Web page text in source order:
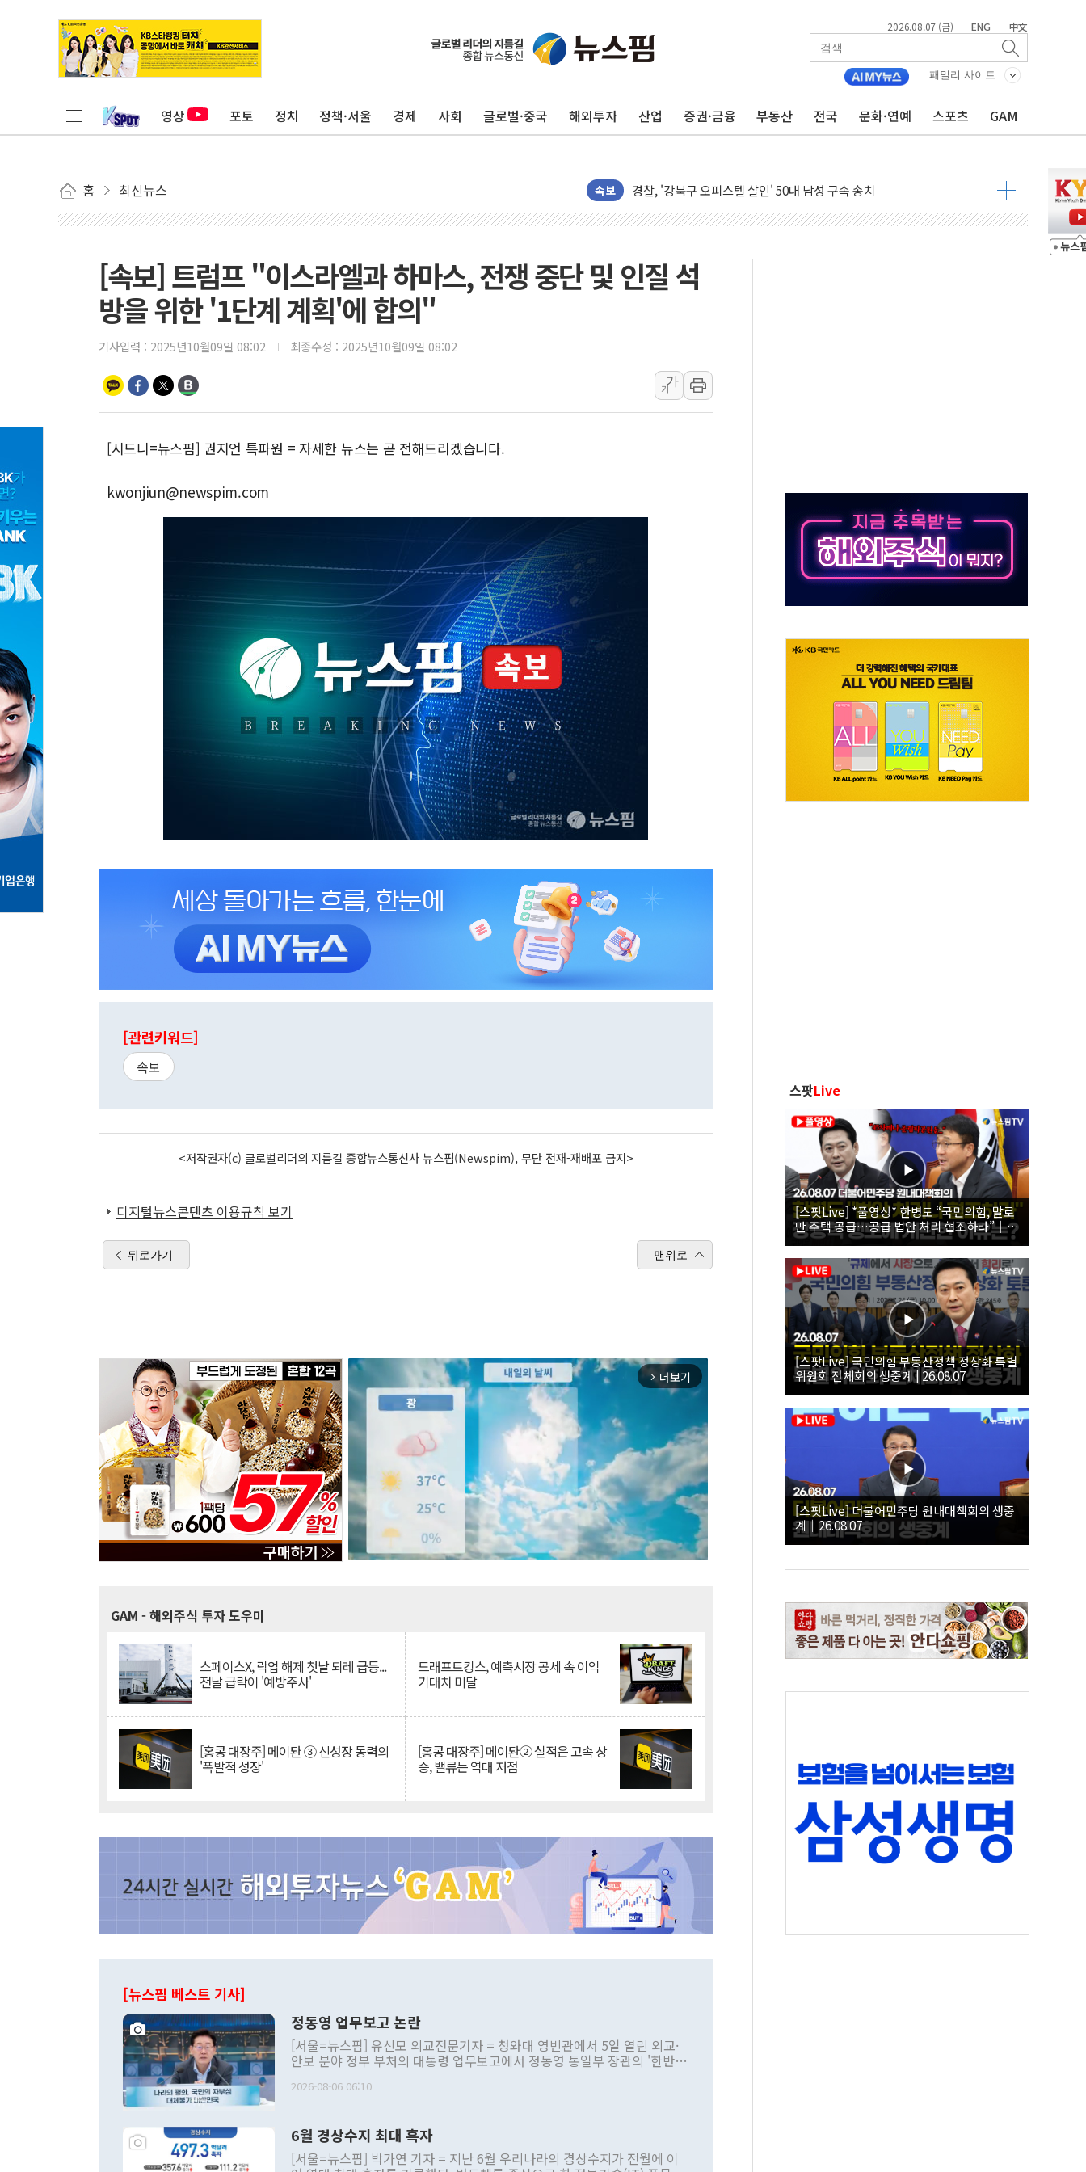
2026.08.07 (금) | ENG | 中文
패밀리 사이트
영상 포토 정치 정책·서울 경제 사회 글로벌·중국 해외투자 산업 증권·금융 부동산 전국 문화·연예 스포츠 GAM
홈 최신뉴스 속보
[속보] 종합특검, '尹 관저 이전 감사 무마' 유병호 감사위원 구속 기소
AI에 승부 건 네이버…내년 AI 팩토리 매출 본격화
日, 4~6월 105조원 환시 개입...4월 말 '56조원' 사상 최대
경찰, '300억대 사기 혐의' 차가원 대표 구속 송치
[속보] '해병 순직 책임' 임성근 전 사단장 항소심도 징역 3년 선고
"취약계층에 더 가혹한 여름"…구윤철, 쪽방촌 폭염 대응상황 점검
전국 그늘막 4만개 육박 7년 새 7배 늘었다...폭염 대책비는 8.6배 증가
구리값 사상 최고치…'닥터 코퍼'가 말하는 경기 신호가 달라졌다
에어프레미아, 호치민 노선 재개...3년 2개월 만
中企 졸업해도 세제혜택 3년 더...중기부, '피터팬 증후군' 완화 나선다
[특징주] 엘앤에프, 흑자 전환·LFP 공급 본격화에 15%대 급등
[속보] 트럼프 "이스라엘과 하마스, 전쟁 중단 및 인질 석
방을 위한 '1단계 계획'에 합의"
기사입력 : 2025년10월09일 08:02 최종수정 : 2025년10월09일 08:02
가
가
[시드니=뉴스핌] 권지언 특파원 = 자세한 뉴스는 곧 전해드리겠습니다.
kwonjiun@newspim.com
[관련키워드]
속보
<저작권자(c) 글로벌리더의 지름길 종합뉴스통신사 뉴스핌(Newspim), 무단 전재-재배포 금지>
디지털뉴스콘텐츠 이용규칙 보기
뒤로가기 맨위로
arrow_forward_ios 더보기
GAM - 해외주식 투자 도우미
스페이스X, 락업 해제 첫날 되레 급등...
전날 급락이 '예방주사'
드래프트킹스, 예측시장 공세 속 이익
기대치 미달
[홍콩 대장주] 메이퇀 ③ 신성장 동력의
'폭발적 성장'
[홍콩 대장주] 메이퇀② 실적은 고속 상
승, 밸류는 역대 저점
[뉴스핌 베스트 기사]
정동영 업무보고 논란
[서울=뉴스핌] 유신모 외교전문기자 = 청와대 영빈관에서 5일 열린 외교·
안보 분야 정부 부처의 대통령 업무보고에서 정동영 통일부 장관의 '한반도
발언 중에는 정부 내 조율을 거치지 않은 사안을 정책으로 추진하겠다고 공
주의적 희망에 근거한 비현실적 구상'이라는 비판을 내놨다. 그동안 정 장
관의 대북 정책 관련 발언이 물의를 빚은 적은 여러 번 있지만 대통령과 유
관 부처 장관이 공개적으로 부정적 입장을 표명한 것은 이례적이다. 정 장
2026-08-06 06:10
6월 경상수지 최대 흑자
[서울=뉴스핌] 박가연 기자 = 지난 6월 우리나라의 경상수지가 전월에 이
스팟Live
[스팟Live] *풀영상* 한병도 “국민의힘, 말로
만 주택 공급…공급 법안 처리 협조하라”｜
26.08.07 더불어민주당 원내대책회의
[스팟Live] 국민의힘 부동산정책 정상화 특별
위원회 전체회의 생중계 | 26.08.07
[스팟Live] 더불어민주당 원내대책회의 생중
계｜26.08.07